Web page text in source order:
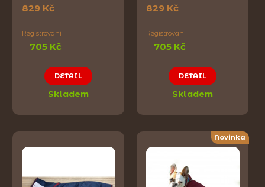
829 Kč
Registrovaní
705 Kč
DETAIL
Skladem
829 Kč
Registrovaní
705 Kč
DETAIL
Skladem
Novinka